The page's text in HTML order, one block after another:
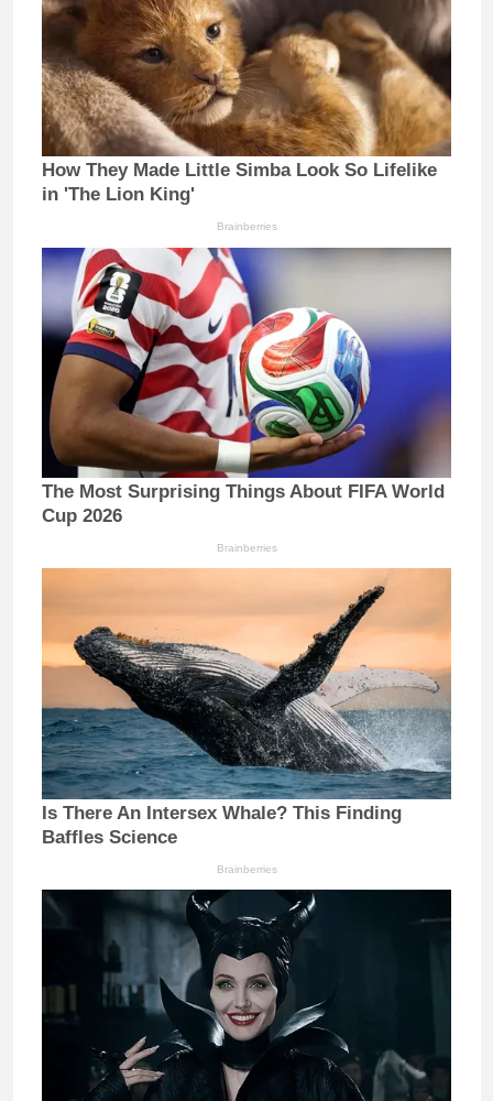
How They Made Little Simba Look So Lifelike
in 'The Lion King'
Brainberries
The Most Surprising Things About FIFA World
Cup 2026
Brainberries
Is There An Intersex Whale? This Finding
Baffles Science
Brainberries